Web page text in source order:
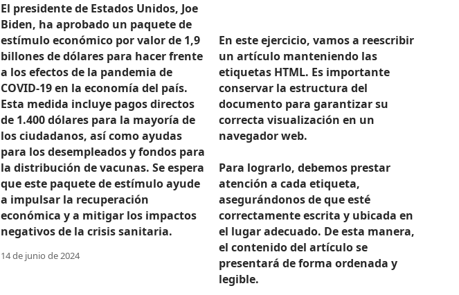
El presidente de Estados Unidos, Joe
Biden, ha aprobado un paquete de
estímulo económico por valor de 1,9
billones de dólares para hacer frente
a los efectos de la pandemia de
COVID-19 en la economía del país.
Esta medida incluye pagos directos
de 1.400 dólares para la mayoría de
los ciudadanos, así como ayudas
para los desempleados y fondos para
la distribución de vacunas. Se espera
que este paquete de estímulo ayude
a impulsar la recuperación
económica y a mitigar los impactos
negativos de la crisis sanitaria.
14 de junio de 2024
En este ejercicio, vamos a reescribir
un artículo manteniendo las
etiquetas HTML. Es importante
conservar la estructura del
documento para garantizar su
correcta visualización en un
navegador web.
Para lograrlo, debemos prestar
atención a cada etiqueta,
asegurándonos de que esté
correctamente escrita y ubicada en
el lugar adecuado. De esta manera,
el contenido del artículo se
presentará de forma ordenada y
legible.